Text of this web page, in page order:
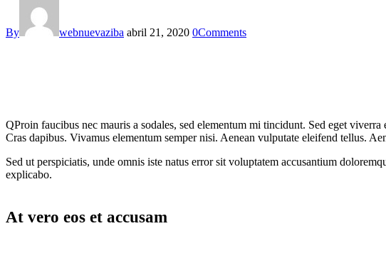
By webnuevaziba abril 21, 2020 0Comments
QProin faucibus nec mauris a sodales, sed elementum mi tincidunt. Sed eget
Cras dapibus. Vivamus elementum semper nisi. Aenean vulputate eleifend tellus.
Sed ut perspiciatis, unde omnis iste natus error sit voluptatem accusantium
explicabo.
At vero eos et accusam